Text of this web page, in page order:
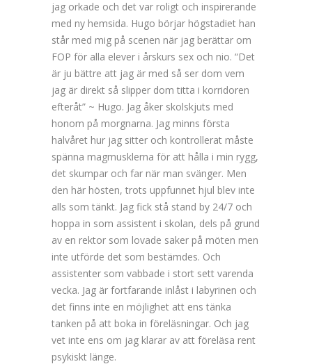
jag orkade och det var roligt och inspirerande
med ny hemsida. Hugo börjar högstadiet han
står med mig på scenen när jag berättar om
FOP för alla elever i årskurs sex och nio. “Det
är ju bättre att jag är med så ser dom vem
jag är direkt så slipper dom titta i korridoren
efteråt” ~ Hugo. Jag åker skolskjuts med
honom på morgnarna. Jag minns första
halvåret hur jag sitter och kontrollerat måste
spänna magmusklerna för att hålla i min rygg,
det skumpar och far när man svänger. Men
den här hösten, trots uppfunnet hjul blev inte
alls som tänkt. Jag fick stå stand by 24/7 och
hoppa in som assistent i skolan, dels på grund
av en rektor som lovade saker på möten men
inte utförde det som bestämdes. Och
assistenter som vabbade i stort sett varenda
vecka. Jag är fortfarande inlåst i labyrinen och
det finns inte en möjlighet att ens tänka
tanken på att boka in föreläsningar. Och jag
vet inte ens om jag klarar av att föreläsa rent
psykiskt länge.